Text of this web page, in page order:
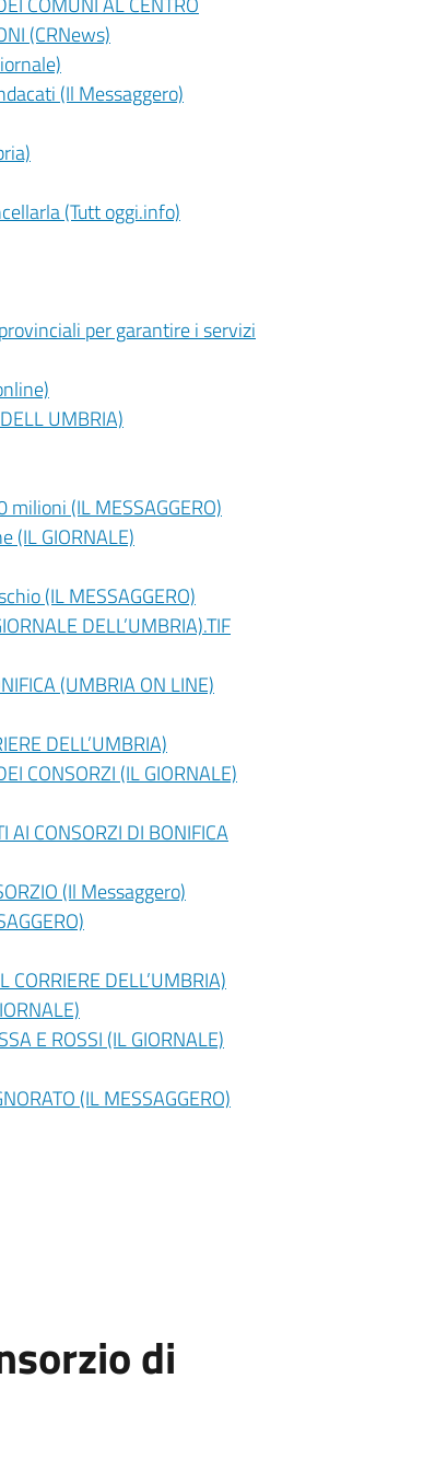
(CRNews)
(Il Messaggero)
(Tutt oggi.info)
per garantire i servizi
UMBRIA)
(IL MESSAGGERO)
(IL GIORNALE)
(IL MESSAGGERO)
DELL’UMBRIA).TIF
(UMBRIA ON LINE)
DELL’UMBRIA)
CONSORZI (IL GIORNALE)
AI CONSORZI DI BONIFICA
(Il Messaggero)
CORRIERE DELL’UMBRIA)
E ROSSI (IL GIORNALE)
(IL MESSAGGERO)
di